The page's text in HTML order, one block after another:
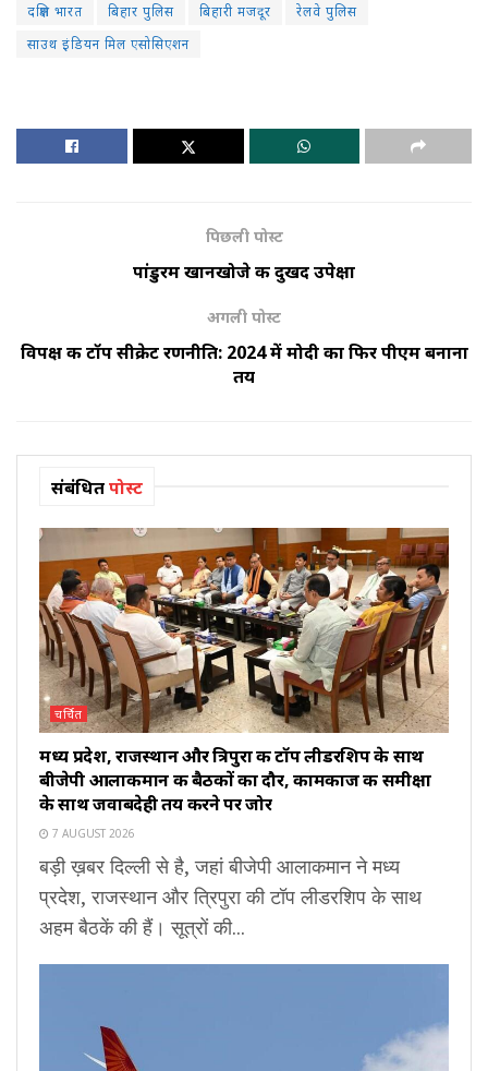
दक्षिण भारत
बिहार पुलिस बिहारी मजदूर
रेलवे पुलिस
साउथ इंडियन मिल एसोसिएशन
पिछली पोस्ट
पांडुरम खानखोजे की दुखद उपेक्षा
अगली पोस्ट
विपक्ष की टॉप सीक्रेट रणनीति: 2024 में मोदी का फिर पीएम बनाना
तय
संबंधितपोस्ट
चर्चित
मध्य प्रदेश, राजस्थान और त्रिपुरा की टॉप लीडरशिप के साथ
बीजेपी आलाकमान की बैठकों का दौर, कामकाज की समीक्षा
के साथ जवाबदेही तय करने पर जोर
7 AUGUST 2026
बड़ी ख़बर दिल्ली से है, जहां बीजेपी आलाकमान ने मध्य
प्रदेश, राजस्थान और त्रिपुरा की टॉप लीडरशिप के साथ
अहम बैठकें की हैं। सूत्रों की...